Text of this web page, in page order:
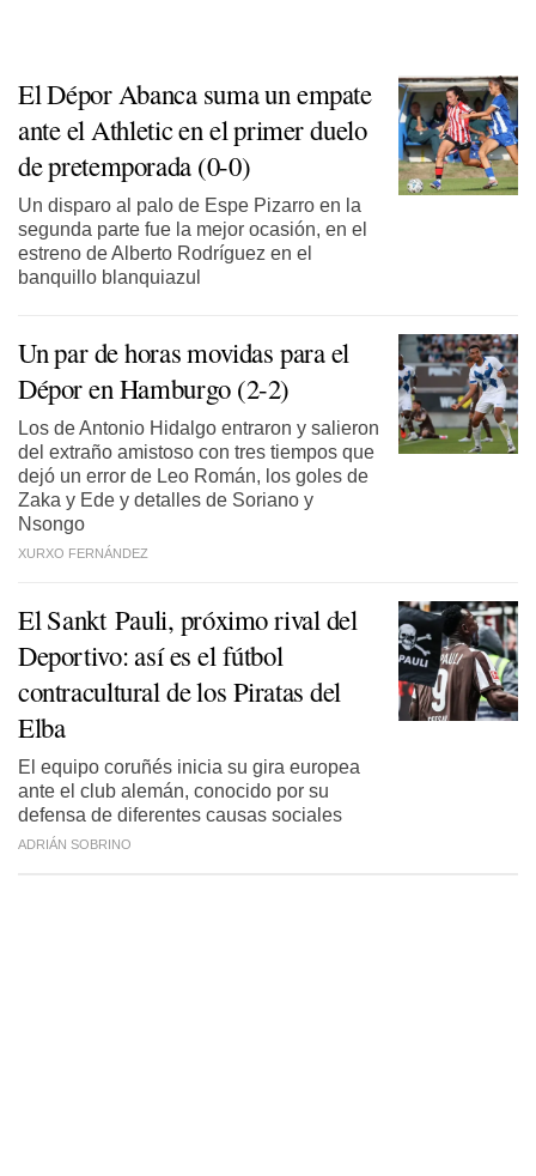
El Dépor Abanca suma un empate
ante el Athletic en el primer duelo
de pretemporada (0-0)
Un disparo al palo de Espe Pizarro en la
segunda parte fue la mejor ocasión, en el
estreno de Alberto Rodríguez en el
banquillo blanquiazul
Un par de horas movidas para el
Dépor en Hamburgo (2-2)
Los de Antonio Hidalgo entraron y salieron
del extraño amistoso con tres tiempos que
dejó un error de Leo Román, los goles de
Zaka y Ede y detalles de Soriano y
Nsongo
XURXO FERNÁNDEZ
El Sankt Pauli, próximo rival del
Deportivo: así es el fútbol
contracultural de los Piratas del
Elba
El equipo coruñés inicia su gira europea
ante el club alemán, conocido por su
defensa de diferentes causas sociales
ADRIÁN SOBRINO